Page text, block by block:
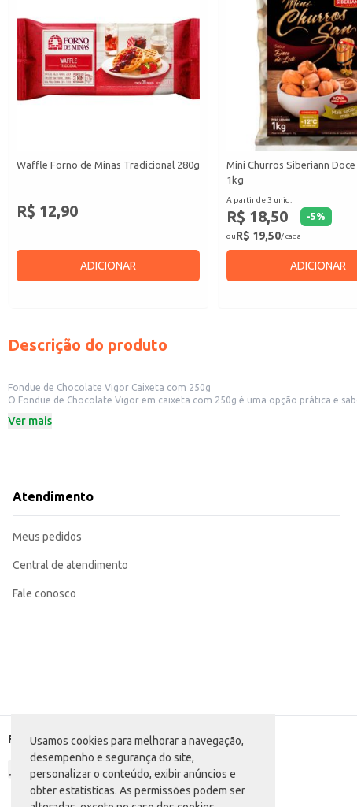
Usamos cookies para melhorar a navegação,
desempenho e segurança do site,
personalizar o conteúdo, exibir anúncios e
obter estatísticas. As permissões podem ser
Waffle Forno de Minas Tradicional 280g
R$ 12,90
ADICIONAR
Mini Churros Siberiann
1kg
A partir de 3 unid.
R$ 18,50 -5%
ouR$ 19,50/ cada
ADICIONAR
Descrição do produto
Fondue de Chocolate Vigor Caixeta com 250g
O Fondue de Chocolate Vigor em caixeta com 250g é uma opção prática e saborosa para diversas ocasiões. Sua apresentação em caixeta facilita o transporte e o
Dicas de uso:
Com seu formato conveniente e a qualidade Vigor, este fondue de chocolate oferece
de 250g o tornam uma escolha eficiente para diversas situações.
Marca: Vigor
Categoria: Sobremesa
EAN: 7891999006646
Ver mais
Atendimento
Meus pedidos
Central de atendimento
Fale conosco
Formas de pagamento